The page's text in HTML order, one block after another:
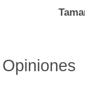
Opiniones